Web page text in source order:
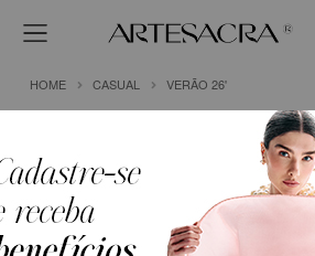
HOME CASUAL VERÃO 26'